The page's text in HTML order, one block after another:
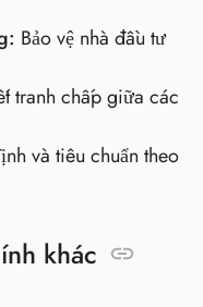
Bảo vệ nhà đầu tư
tranh chấp giữa các
và tiêu chuẩn theo
khác